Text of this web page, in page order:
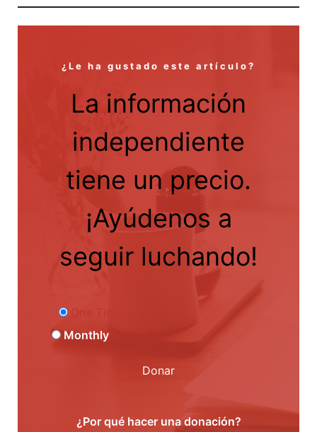
¿Le ha gustado este artículo?
La información
independiente
tiene un precio.
¡Ayúdenos a
seguir luchando!
Monthly
Donar
¿Por qué hacer una donación?